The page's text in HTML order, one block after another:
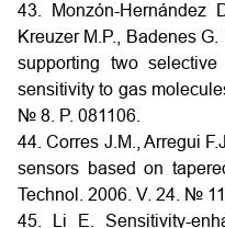
43. Monzón-Hernández
Kreuzer M.P., Badenes
supporting two
sensitivity to gas
№ 8. P. 081106.
44. Corres J.M., Arregui
sensors based on
Technol. 2006. V. 24. №
45. Li E. Sensitivity-